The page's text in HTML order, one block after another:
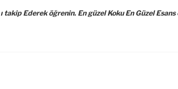
takip Ederek öğrenin. En güzel Koku En Güzel Esans